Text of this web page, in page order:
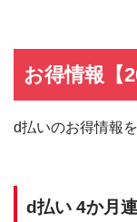
お得情報【
d払いのお得情報
d払い 4か月